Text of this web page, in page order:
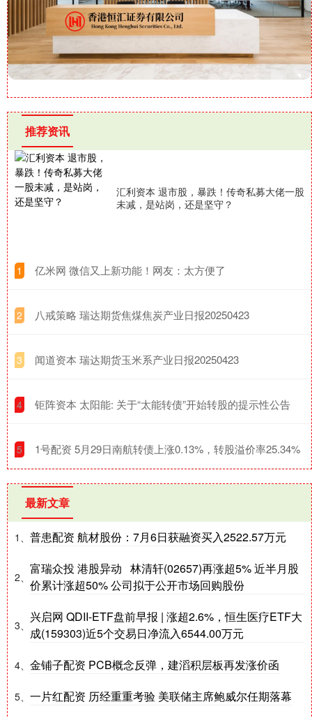
推荐资讯
汇利资本 退市股，暴跌！传奇私募大佬一股
未减，是站岗，还是坚守？
1 ​亿米网 微信又上新功能！网友：太方便了
2 ​八戒策略 瑞达期货焦煤焦炭产业日报20250423
3 ​闻道资本 瑞达期货玉米系产业日报20250423
4 ​钜阵资本 太阳能: 关于“太能转债”开始转股的提示性公告
5 ​1号配资 5月29日南航转债上涨0.13%，转股溢价率25.34%
最新文章
1、 普患配资 航材股份：7月6日获融资买入2522.57万元
2、
富瑞众投 港股异动 林清轩(02657)再涨超5% 近半月股
价累计涨超50% 公司拟于公开市场回购股份
3、
兴启网 QDII-ETF盘前早报 | 涨超2.6%，恒生医疗ETF大
成(159303)近5个交易日净流入6544.00万元
4、 金铺子配资 PCB概念反弹，建滔积层板再发涨价函
5、 一片红配资 历经重重考验 美联储主席鲍威尔任期落幕